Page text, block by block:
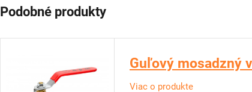
Podobné produkty
Guľový mosadzný
Viac o produkte